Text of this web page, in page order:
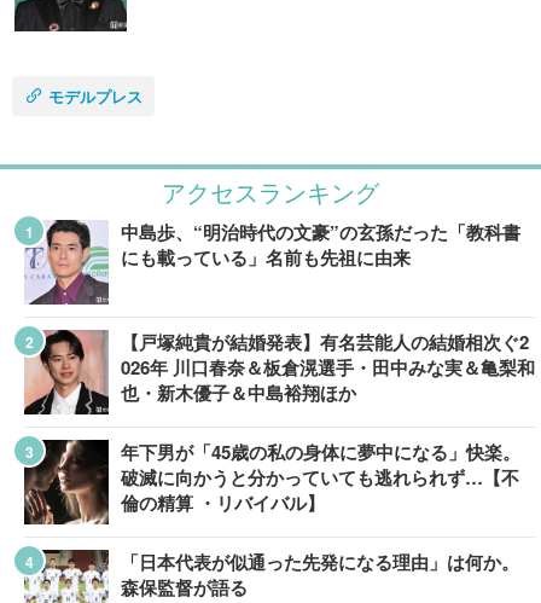
モデルプレス
アクセスランキング
中島歩、“明治時代の文豪”の玄孫だった「教科書
にも載っている」名前も先祖に由来
【戸塚純貴が結婚発表】有名芸能人の結婚相次ぐ2
026年 川口春奈＆板倉滉選手・田中みな実＆亀梨和
也・新木優子＆中島裕翔ほか
年下男が「45歳の私の身体に夢中になる」快楽。
破滅に向かうと分かっていても逃れられず…【不
倫の精算 ・リバイバル】
「日本代表が似通った先発になる理由」は何か。
森保監督が語る